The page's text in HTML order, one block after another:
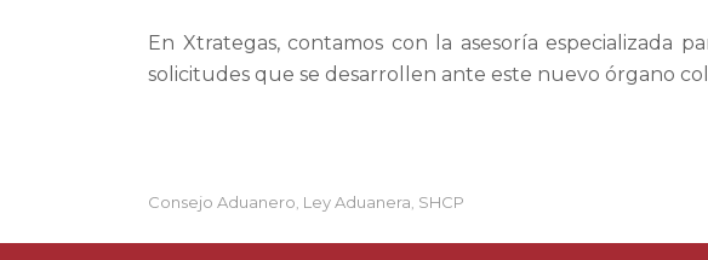
En Xtrategas, contamos con la asesoría especializada
solicitudes que se desarrollen ante este nuevo órgano
Consejo Aduanero Ley Aduanera SHCP